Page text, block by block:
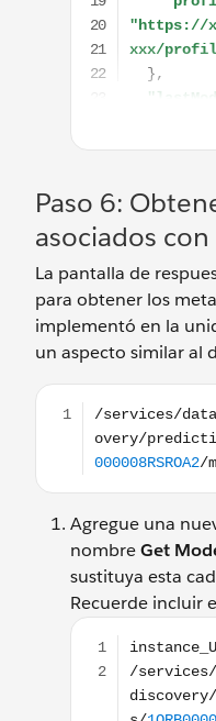
Paso 6:
asociados
La pantalla de
para obtener los
implementó en la
un aspecto similar al
/services/data/
Agregue una
nombreGet
sustituya esta
Recuerde incluir
instance_Url /